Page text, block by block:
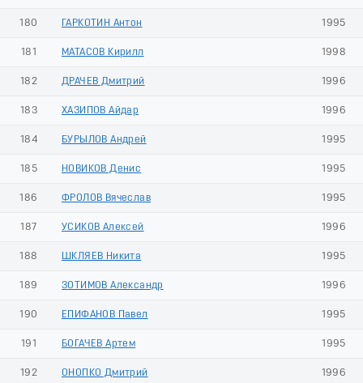
180 ГАРКОТИН Антон 1995
181 МАТАСОВ Кирилл 1998
182 ДРАЧЕВ Дмитрий 1996
183 ХАЗИПОВ Айдар 1996
184 БУРЫЛОВ Андрей 1995
185 НОВИКОВ Денис 1995
186 ФРОЛОВ Вячеслав 1995
187 УСИКОВ Алексей 1996
188 ШКЛЯЕВ Никита 1995
189 ЗОТИМОВ Александр 1996
190 ЕПИФАНОВ Павел 1995
191 БОГАЧЕВ Артем 1995
192 ОНОПКО Дмитрий 1996